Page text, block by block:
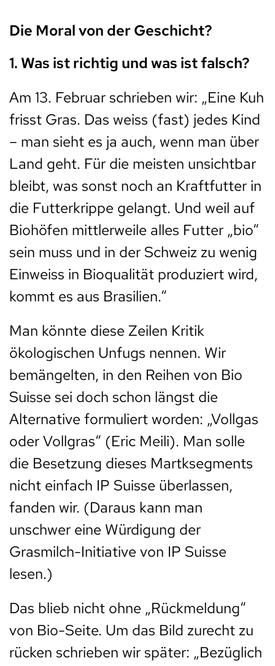
Die Moral von der Geschicht?
1. Was ist richtig und was ist falsch?
Am 13. Februar schrieben wir: „Eine Kuh
frisst Gras. Das weiss (fast) jedes Kind
– man sieht es ja auch, wenn man über
Land geht. Für die meisten unsichtbar
bleibt, was sonst noch an Kraftfutter in
die Futterkrippe gelangt. Und weil auf
Biohöfen mittlerweile alles Futter „bio“
sein muss und in der Schweiz zu wenig
Einweiss in Bioqualität produziert wird,
kommt es aus Brasilien.“
Man könnte diese Zeilen Kritik
ökologischen Unfugs nennen. Wir
bemängelten, in den Reihen von Bio
Suisse sei doch schon längst die
Alternative formuliert worden: „Vollgas
oder Vollgras“ (Eric Meili). Man solle
die Besetzung dieses Martksegments
nicht einfach IP Suisse überlassen,
fanden wir. (Daraus kann man
unschwer eine Würdigung der
Grasmilch-Initiative von IP Suisse
lesen.)
Das blieb nicht ohne „Rückmeldung“
von Bio-Seite. Um das Bild zurecht zu
rücken schrieben wir später: „Bezüglich